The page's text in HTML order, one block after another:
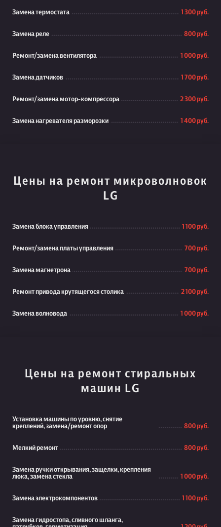
Замена термостата 1 300 руб.
Замена реле 800 руб.
Ремонт/замена вентилятора 1 000 руб.
Замена датчиков 1 700 руб.
Ремонт/замена мотор-компрессора 2 300 руб.
Замена нагревателя разморозки 1 400 руб.
Цены на ремонт микроволновок
LG
Замена блока управления 1 100 руб.
Ремонт/замена платы управления 700 руб.
Замена магнетрона 700 руб.
Ремонт привода крутящегося столика 2 100 руб.
Замена волновода 1 000 руб.
Цены на ремонт стиральных
машин LG
Установка машины по уровню, снятие
креплений, замена/ремонт опор
800 руб.
Мелкий ремонт 800 руб.
Замена ручки открывания, защелки, крепления
люка, замена стекла
1 000 руб.
Замена электрокомпонентов 1 100 руб.
Замена гидростопа, сливного шланга,